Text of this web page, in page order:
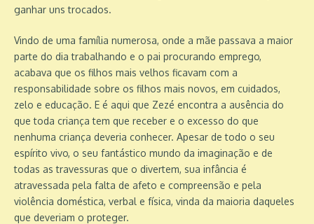
ganhar uns trocados.
Vindo de uma família numerosa, onde a mãe passava a maior
parte do dia trabalhando e o pai procurando emprego,
acabava que os filhos mais velhos ficavam com a
responsabilidade sobre os filhos mais novos, em cuidados,
zelo e educação. E é aqui que Zezé encontra a ausência do
que toda criança tem que receber e o excesso do que
nenhuma criança deveria conhecer. Apesar de todo o seu
espírito vivo, o seu fantástico mundo da imaginação e de
todas as travessuras que o divertem, sua infância é
atravessada pela falta de afeto e compreensão e pela
violência doméstica, verbal e física, vinda da maioria daqueles
que deveriam o proteger.